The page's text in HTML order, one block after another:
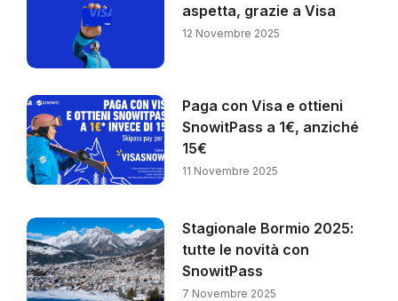
aspetta, grazie a Visa
12 Novembre 2025
Paga con Visa e ottieni
SnowitPass a 1€, anziché
15€
11 Novembre 2025
Stagionale Bormio 2025:
tutte le novità con
SnowitPass
7 Novembre 2025